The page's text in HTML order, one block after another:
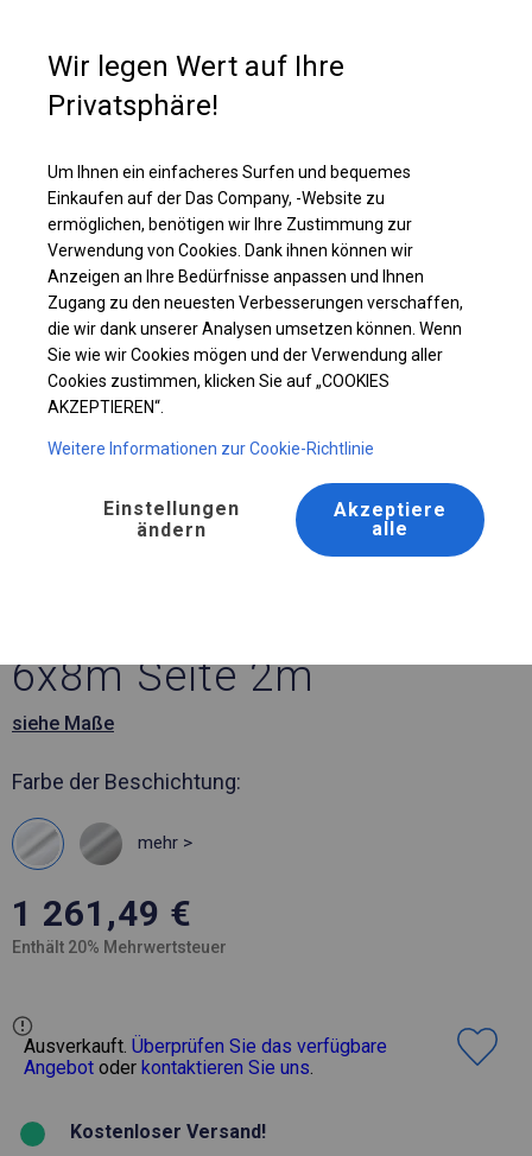
Solides Partyzelt | 6x8 m
6x8m Seite 2m
siehe Maße
Farbe der Beschichtung:
mehr >
1 261,49 €
Enthält 20% Mehrwertsteuer
Ausverkauft. Überprüfen Sie das verfügbare
Angebot oder kontaktieren Sie uns.
Kostenloser Versand!
Wir legen Wert auf Ihre
Privatsphäre!
Um Ihnen ein einfacheres Surfen und bequemes
Einkaufen auf der Das Company, -Website zu
ermöglichen, benötigen wir Ihre Zustimmung zur
Verwendung von Cookies. Dank ihnen können wir
Anzeigen an Ihre Bedürfnisse anpassen und Ihnen
Zugang zu den neuesten Verbesserungen verschaffen,
die wir dank unserer Analysen umsetzen können. Wenn
Sie wie wir Cookies mögen und der Verwendung aller
Cookies zustimmen, klicken Sie auf „COOKIES
AKZEPTIEREN“.
Weitere Informationen zur Cookie-Richtlinie
Einstellungen
ändern
Akzeptiere
alle